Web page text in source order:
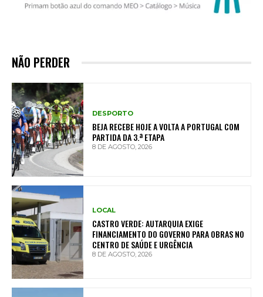
NÃO PERDER
DESPORTO
BEJA RECEBE HOJE A VOLTA A PORTUGAL COM
PARTIDA DA 3.ª ETAPA
8 DE AGOSTO, 2026
LOCAL
CASTRO VERDE: AUTARQUIA EXIGE
FINANCIAMENTO DO GOVERNO PARA OBRAS NO
CENTRO DE SAÚDE E URGÊNCIA
8 DE AGOSTO, 2026